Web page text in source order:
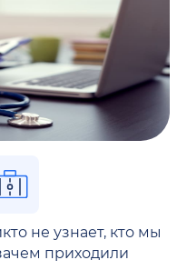
не узнает, кто мы
приходили